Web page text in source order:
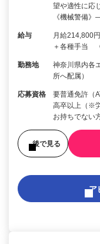
望や適性に応
《機械警備
給与
月給214,800
＋各種手当
勤務地
神奈川県内各
所へ配属）
応募資格
要普通免許（
高卒以上（※
お持ちでない
後で見る
ア